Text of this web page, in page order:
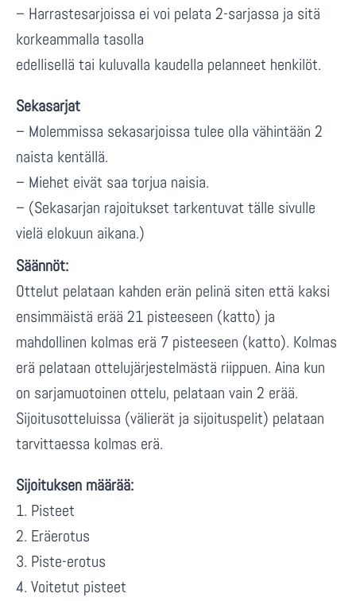
– Harrastesarjoissa ei voi pelata 2-sarjassa ja sitä
korkeammalla tasolla
edellisellä tai kuluvalla kaudella pelanneet henkilöt.
Sekasarjat
– Molemmissa sekasarjoissa tulee olla vähintään 2
naista kentällä.
– Miehet eivät saa torjua naisia.
– (Sekasarjan rajoitukset tarkentuvat tälle sivulle
vielä elokuun aikana.)
Säännöt:
Ottelut pelataan kahden erän pelinä siten että kaksi
ensimmäistä erää 21 pisteeseen (katto) ja
mahdollinen kolmas erä 7 pisteeseen (katto). Kolmas
erä pelataan ottelujärjestelmästä riippuen. Aina kun
on sarjamuotoinen ottelu, pelataan vain 2 erää.
Sijoitusotteluissa (välierät ja sijoituspelit) pelataan
tarvittaessa kolmas erä.
Sijoituksen määrää:
1. Pisteet
2. Eräerotus
3. Piste-erotus
4. Voitetut pisteet